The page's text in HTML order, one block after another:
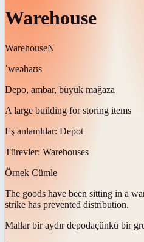
Warehouse
WarehouseN
ˈweəhaʊs
Depo, ambar, büyük mağaza
A large building for storing items
Eş anlamlılar: Depot
Türevler: Warehouses
Örnek Cümle
The goods have been sitting in a
strike has prevented distribution.
Mallar bir aydır depodaçünkü bir